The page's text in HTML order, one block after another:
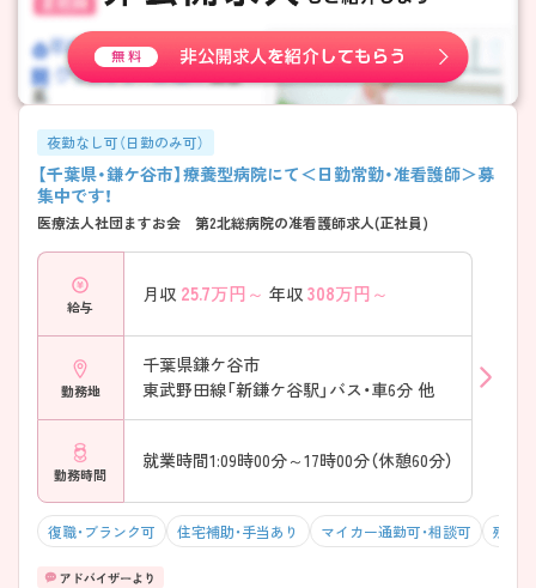
夜勤なし可（日勤のみ可）
【千葉県・鎌ケ谷市】療養型病院にて＜日勤常勤・准看護師＞募
集中です！
医療法人社団ますお会 第2北総病院の准看護師求人(正社員)
給与
月収 25.7万円～ 年収 308万円～
勤務地
千葉県鎌ケ谷市
東武野田線「新鎌ケ谷駅」バス・車6分 他
勤務時間
就業時間1:09時00分～17時00分（休憩60分）
復職・ブランク可 住宅補助・手当あり マイカー通勤可・相談可 残業